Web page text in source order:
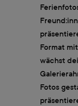
Format
wächst
Fotos